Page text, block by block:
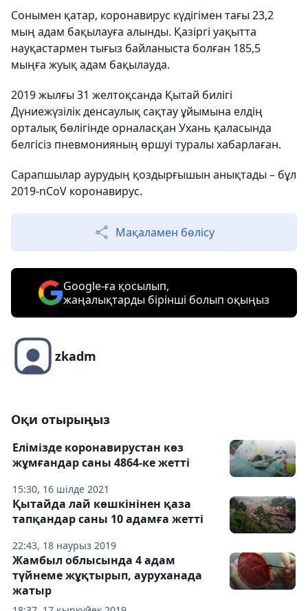
Сонымен қатар, коронавирус күдігімен тағы 23,2
мың адам бақылауға алынды. Қазіргі уақытта
науқастармен тығыз байланыста болған 185,5
мыңға жуық адам бақылауда.
2019 жылғы 31 желтоқсанда Қытай билігі
Дүниежүзілік денсаулық сақтау ұйымына елдің
орталық бөлігінде орналасқан Ухань қаласында
белгісіз пневмонияның өршуі туралы хабарлаған.
Сарапшылар аурудың қоздырғышын анықтады – бұл
2019-nCoV коронавирус.
Мақаламен бөлісу
Google-ға қосылып,
жаңалықтарды бірінші болып оқыңыз
zkadm
Оқи отырыңыз
15:30, 16 шілде 2021
Елімізде коронавирустан көз
жұмғандар саны 4864-ке жетті
22:43, 18 наурыз 2019
Қытайда лай көшкінінен қаза
тапқандар саны 10 адамға жетті
Жамбыл облысында 4 адам
түйнеме жұқтырып, ауруханада
жатыр